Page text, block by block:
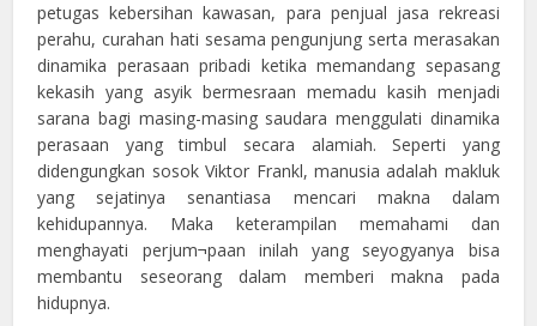
petugas kebersihan kawasan, para penjual jasa rekreasi
perahu, curahan hati sesama pengunjung serta merasakan
dinamika perasaan pribadi ketika memandang sepasang
kekasih yang asyik bermesraan memadu kasih menjadi
sarana bagi masing-masing saudara menggulati dinamika
perasaan yang timbul secara alamiah. Seperti yang
didengungkan sosok Viktor Frankl, manusia adalah makluk
yang sejatinya senantiasa mencari makna dalam
kehidupannya. Maka keterampilan memahami dan
menghayati perjum¬paan inilah yang seyogyanya bisa
membantu seseorang dalam memberi makna pada
hidupnya.